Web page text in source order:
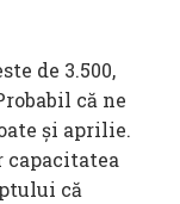
de 3.500,
că ne
și aprilie.
capacitatea
că